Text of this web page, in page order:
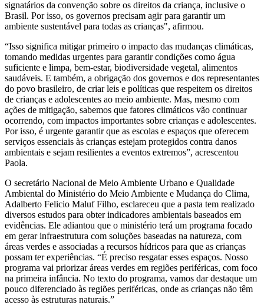
signatários da convenção sobre os direitos da criança, inclusive o
Brasil. Por isso, os governos precisam agir para garantir um
ambiente sustentável para todas as crianças", afirmou.
“Isso significa mitigar primeiro o impacto das mudanças climáticas,
tomando medidas urgentes para garantir condições como água
suficiente e limpa, bem-estar, biodiversidade vegetal, alimentos
saudáveis. E também, a obrigação dos governos e dos representantes
do povo brasileiro, de criar leis e políticas que respeitem os direitos
de crianças e adolescentes ao meio ambiente. Mas, mesmo com
ações de mitigação, sabemos que fatores climáticos vão continuar
ocorrendo, com impactos importantes sobre crianças e adolescentes.
Por isso, é urgente garantir que as escolas e espaços que oferecem
serviços essenciais às crianças estejam protegidos contra danos
ambientais e sejam resilientes a eventos extremos”, acrescentou
Paola.
O secretário Nacional de Meio Ambiente Urbano e Qualidade
Ambiental do Ministério do Meio Ambiente e Mudança do Clima,
Adalberto Felicio Maluf Filho, esclareceu que a pasta tem realizado
diversos estudos para obter indicadores ambientais baseados em
evidências. Ele adiantou que o ministério terá um programa focado
em gerar infraestrutura com soluções baseadas na natureza, com
áreas verdes e associadas a recursos hídricos para que as crianças
possam ter experiências. “É preciso resgatar esses espaços. Nosso
programa vai priorizar áreas verdes em regiões periféricas, com foco
na primeira infância. No texto do programa, vamos dar destaque um
pouco diferenciado às regiões periféricas, onde as crianças não têm
acesso às estruturas naturais.”